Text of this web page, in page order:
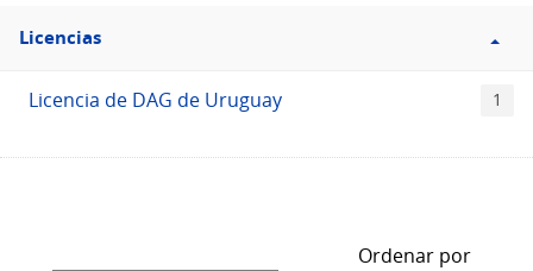
Filtro
Licencias
Licencias
Licencia de DAG de Uruguay 1
Ordenar por